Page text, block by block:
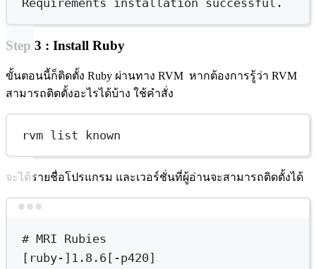
Requirements installation successful.
Step 3 : Install Ruby
ขั้นตอนนี้ก็ติดตั้ง Ruby ผ่านทาง RVM หากต้องการรู้ว่า RVM
สามารถติดตั้งอะไรได้บ้าง ใช้คำสั่ง
rvm list known
จะได้รายชื่อโปรแกรม และเวอร์ชั่นที่ผู้อ่านจะสามารถติดตั้งได้
# MRI Rubies
[ruby-]1.8.6[-p420]